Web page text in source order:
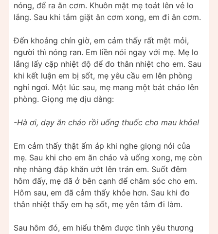
nóng, để ra ăn cơm. Khuôn mặt mẹ toát lên vẻ lo
lắng. Sau khi tắm giặt ăn cơm xong, em đi ăn cơm.
Đến khoảng chín giờ, em cảm thấy rất mệt mỏi,
người thì nóng ran. Em liền nói ngay với mẹ. Mẹ lo
lắng lấy cặp nhiệt độ để đo thân nhiệt cho em. Sau
khi kết luận em bị sốt, mẹ yêu cầu em lên phòng
nghỉ ngơi. Một lúc sau, mẹ mang một bát cháo lên
phòng. Giọng mẹ dịu dàng:
-Hà ơi, dạy ăn cháo rồi uống thuốc cho mau khỏe!
Em cảm thấy thật ấm áp khi nghe giọng nói của
mẹ. Sau khi cho em ăn cháo và uống xong, mẹ còn
nhẹ nhàng đắp khăn ướt lên trán em. Suốt đêm
hôm đấy, mẹ đã ở bên cạnh để chăm sóc cho em.
Hôm sau, em đã cảm thấy khỏe hơn. Sau khi đo
thân nhiệt thấy em hạ sốt, mẹ yên tâm đi làm.
Sau hôm đó, em hiểu thêm được tình yêu thương